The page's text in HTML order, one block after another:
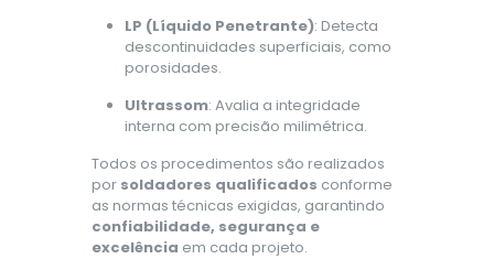
LP (Líquido Penetrante): Detecta
descontinuidades superficiais, como
porosidades.
Ultrassom: Avalia a integridade
interna com precisão milimétrica.
Todos os procedimentos são realizados
por soldadores qualificados conforme
as normas técnicas exigidas, garantindo
confiabilidade, segurança e
excelência em cada projeto.